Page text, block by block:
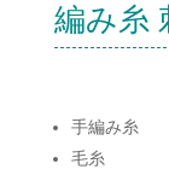
編み糸
手編み糸
毛糸